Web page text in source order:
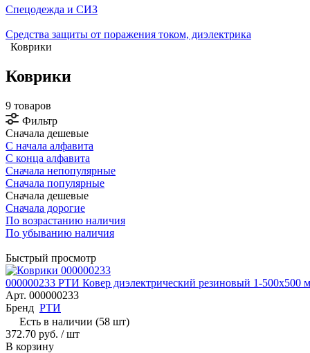
Спецодежда и СИЗ
Средства защиты от поражения током, диэлектрика
Коврики
Коврики
9 товаров
Фильтр
Сначала дешевые
С начала алфавита
С конца алфавита
Сначала непопулярные
Сначала популярные
Сначала дешевые
Сначала дорогие
По возрастанию наличия
По убыванию наличия
Быстрый просмотр
000000233 РТИ Ковер диэлектрический резиновый 1-500х500
Арт. 000000233
Бренд РТИ
Есть в наличии (58 шт)
372.70 руб. / шт
В корзину